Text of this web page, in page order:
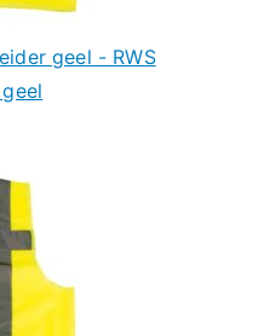
geel - RWS